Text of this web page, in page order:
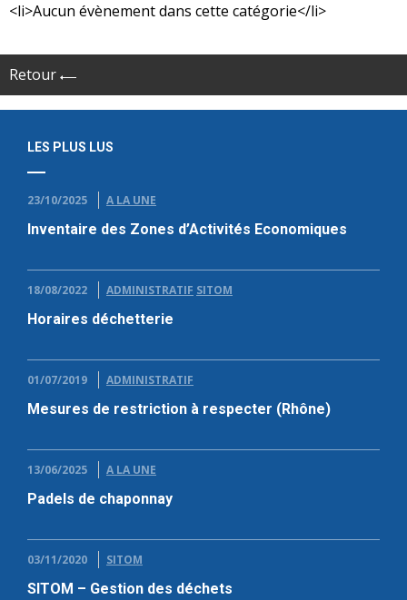
<li>Aucun évènement dans cette catégorie</li>
Retour
LES PLUS LUS
23/10/2025 A LA UNE
Inventaire des Zones d’Activités Economiques
18/08/2022 ADMINISTRATIF SITOM
Horaires déchetterie
01/07/2019 ADMINISTRATIF
Mesures de restriction à respecter (Rhône)
13/06/2025 A LA UNE
Padels de chaponnay
03/11/2020 SITOM
SITOM – Gestion des déchets